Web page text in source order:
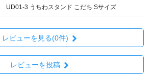
UD01-3 うちわスタンド こだち Sサイズ
レビューを見る(0件)
レビューを投稿